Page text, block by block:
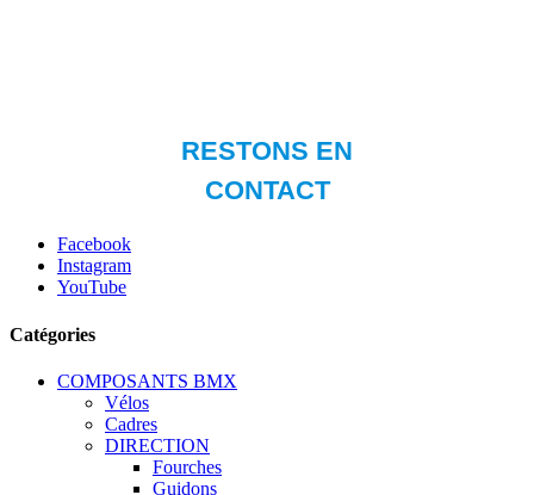
Facebook
Instagram
YouTube
Catégories
COMPOSANTS BMX
Vélos
Cadres
DIRECTION
Fourches
Guidons